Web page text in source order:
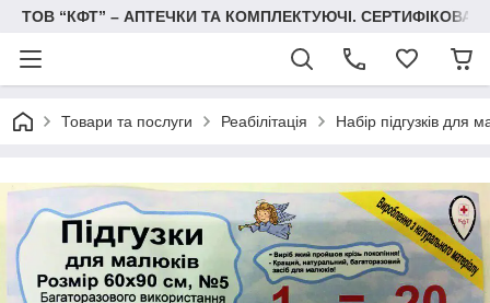
ТОВ “КФТ” – АПТЕЧКИ ТА КОМПЛЕКТУЮЧІ.
Товари та послуги Реабілітація Набір підгузків для